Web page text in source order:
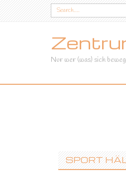
Search
for:
Nur wer (was) sich
SPORT